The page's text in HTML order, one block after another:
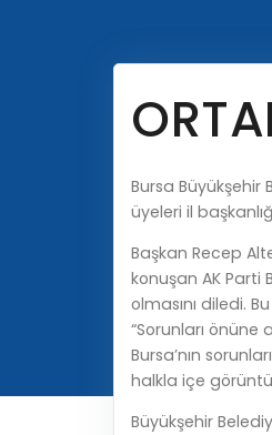
Bursa Büyükşehir
üyeleri il
Başkan Recep
konuşan AK Parti
olmasını diledi.
“Sorunları önüne
Bursa’nın
halkla içe
Büyükşehir